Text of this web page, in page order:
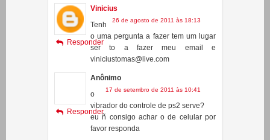
gostari de saber pode fazer um robo
maior com a potencia 2 veses maior
Responder
Vinicius
26 de agosto de 2011 às 18:13
Tenh
o uma pergunta a fazer tem um lugar
ser to a fazer meu email e
viniciustomas@live.com
Anônimo
17 de setembro de 2011 às 10:41
o
vibrador do controle de ps2 serve?